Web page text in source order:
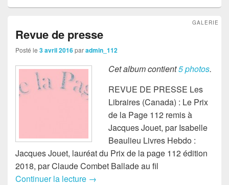
Revue de presse
GALERIE
Posté le 3 avril 2016paradmin_112
Cet album contient5 photos.
REVUE DE PRESSE Les
Libraires (Canada) : Le Prix
de la Page 112 remis à
Jacques Jouet, par Isabelle
Beaulieu Livres Hebdo :
Jacques Jouet, lauréat du Prix de la page 112 édition
2018, par Claude Combet Ballade au fil
Continuer la lecture Revue de presse
→